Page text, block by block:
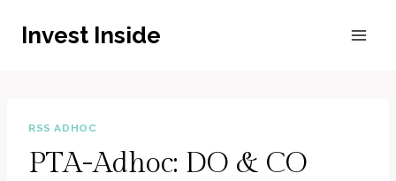
InhaltInvest Inside
RSS ADHOC
PTA-Adhoc: DO & CO